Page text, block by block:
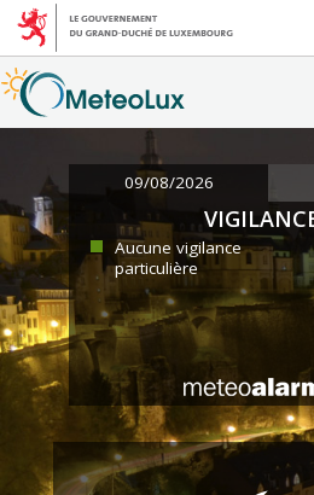
09/08/2026
Aucune vigilance
particulière